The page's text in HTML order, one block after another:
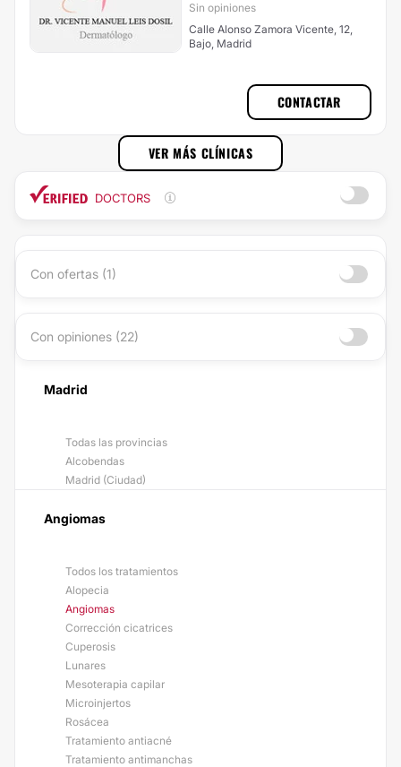
Sin opiniones
Calle Alonso Zamora Vicente, 12,
Bajo, Madrid
CONTACTAR
VER MÁS CLÍNICAS
DOCTORS
Con ofertas (1)
Con opiniones (22)
Madrid
Todas las provincias
Alcobendas
Madrid (Ciudad)
Angiomas
Todos los tratamientos
Alopecia
Angiomas
Corrección cicatrices
Cuperosis
Lunares
Mesoterapia capilar
Microinjertos
Rosácea
Tratamiento antiacné
Tratamiento antimanchas